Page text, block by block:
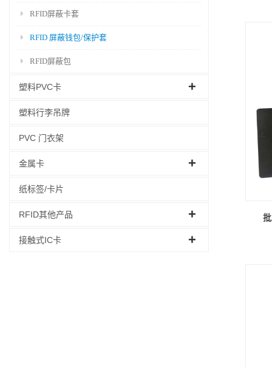
RFID屏蔽卡套
RFID 屏蔽钱包/保护套
RFID屏蔽包
塑料PVC卡
塑料行李吊牌
PVC 门衣架
金属卡
纸标签/卡片
RFID其他产品
接触式IC卡